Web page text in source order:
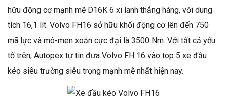
hữu động cơ mạnh mẽ D16K 6 xi lanh thẳng hàng, với dung
tích 16,1 lít. Volvo FH16 sở hữu khối động cơ lên đến 750
mã lực và mô-men xoắn cực đại là 3500 Nm. Với tất cả yếu
tố trên, Autopex tự tin đưa Volvo FH 16 vào top 5 xe đầu
kéo siêu trường siêu trọng mạnh mẽ nhất hiện nay.